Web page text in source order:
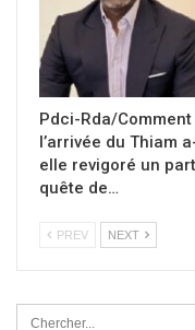
Pdci-Rda/Comment
l’arrivée du Thiam
elle revigoré un
quête de…
PREV NEXT